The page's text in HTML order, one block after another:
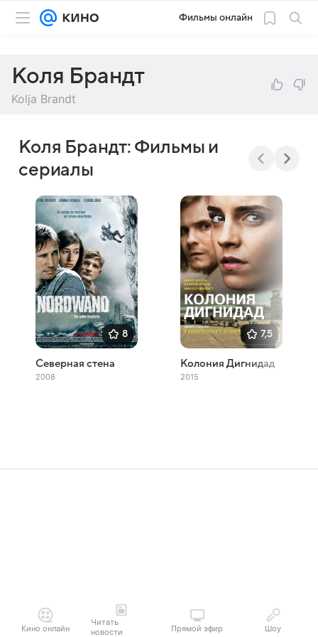
Фильмы онлайн
Коля Брандт
Kolja Brandt
Коля Брандт: Фильмы и
сериалы
8
Северная стена
2008
7,5
Колония Дигнидад
2015
Кино онлайн
Читать
новости
Прямой эфир Шоу